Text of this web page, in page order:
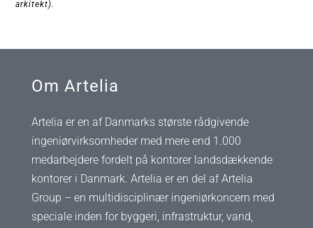
arkitekt).
Om Artelia
Artelia er en af Danmarks største rådgivende
ingeniørvirksomheder med mere end 1.000
medarbejdere fordelt på kontorer landsdækkende
kontorer i Danmark. Artelia er en del af Artelia
Group – en multidisciplinær ingeniørkoncern med
speciale inden for byggeri, infrastruktur, vand,